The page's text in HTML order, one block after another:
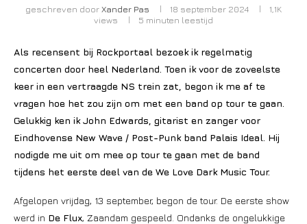
geschreven doorXander Pas 18 september 2024
1,1K
views
5 minuten leestijd
Als recensent bij Rockportaal bezoek ik regelmatig
concerten door heel Nederland. Toen ik voor de zoveelste
keer in een vertraagde NS trein zat, begon ik me af te
vragen hoe het zou zijn om met een band op tour te gaan.
Gelukkig ken ik John Edwards, gitarist en zanger voor
Eindhovense New Wave / Post-Punk band Palais Ideal. Hij
nodigde me uit om mee op tour te gaan met de band
tijdens het eerste deel van de We Love Dark Music Tour.
Afgelopen vrijdag, 13 september, begon de tour. De eerste show
werd in De Flux, Zaandam gespeeld. Ondanks de ongelukkige